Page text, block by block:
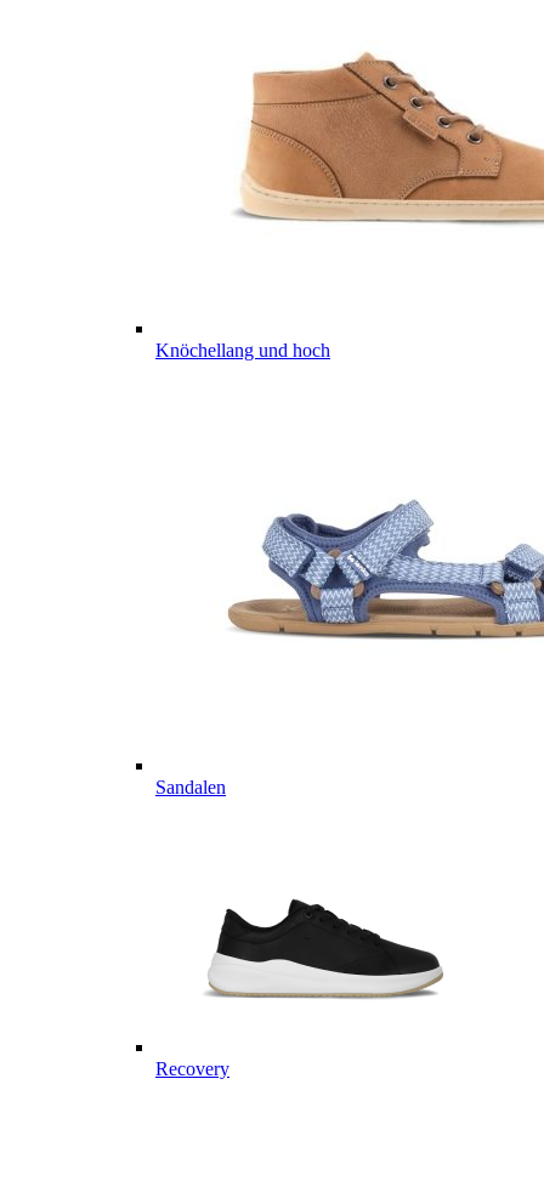
Knöchellang und hoch
Sandalen
Recovery